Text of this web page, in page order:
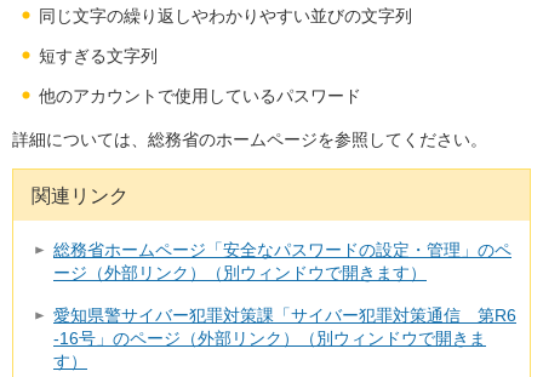
同じ文字の繰り返しやわかりやすい並びの文字列
短すぎる文字列
他のアカウントで使用しているパスワード
詳細については、総務省のホームページを参照してください。
関連リンク
総務省ホームページ「安全なパスワードの設定・管理」のペ
ージ（外部リンク）（別ウィンドウで開きます）
愛知県警サイバー犯罪対策課「サイバー犯罪対策通信 第R6
-16号」のページ（外部リンク）（別ウィンドウで開きま
す）